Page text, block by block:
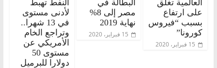
العالمية تغلق
على ارتفاع
بسبب “فيروس
كورونا”
15 فبراير، 2020
البطالة في
مصر إلى 8%
نهاية 2019
15 فبراير، 2020
النفط تهبط
لأدنى مستوى
في 13 شهرا..
وتراجع الخام
الأمريكي عن
مستوى 50
دولارا للبرميل